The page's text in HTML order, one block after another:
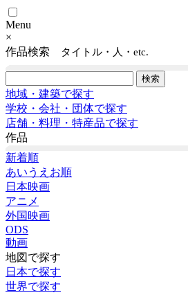
Menu
×
作品検索
タイトル・人・etc.
地域・建築で探す
学校・会社・団体で探す
店舗・料理・特産品で探す
作品
新着順
あいうえお順
日本映画
アニメ
外国映画
ODS
動画
地図で探す
日本で探す
世界で探す